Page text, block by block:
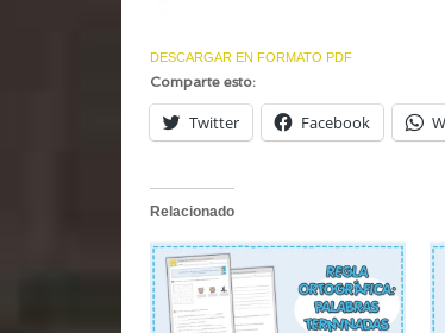
DESCARGAR EN FORMATO PDF
Comparte esto:
Twitter Facebook
Relacionado